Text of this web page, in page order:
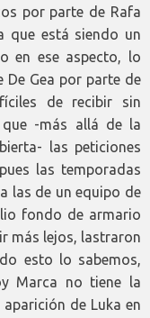
por parte de Rafa
que está siendo un
en ese aspecto, lo
De Gea por parte de
de recibir sin
que -más allá de la
las peticiones
las temporadas
las de un equipo de
fondo de armario
más lejos, lastraron
esto lo sabemos,
Marca no tiene la
de Luka en